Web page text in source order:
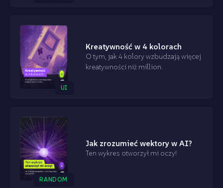
UI
Kreatywność w 4 kolorach
O tym, jak 4 kolory wzbudzają więcej
kreatywności niż million.
RANDOM
Jak zrozumieć wektory w AI?
Ten wykres otworzył mi oczy!